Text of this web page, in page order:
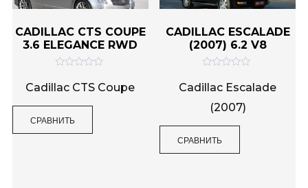
CADILLAC CTS COUPE
3.6 ELEGANCE RWD
ц
е
а
Cadillac CTS Coupe
СРАВНИТЬ
CADILLAC ESCALADE
(2007) 6.2 V8
ц
е
0
и
5
Cadillac Escalade
(2007)
СРАВНИТЬ